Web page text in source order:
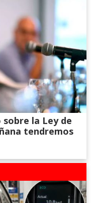
sobre la Ley de
tendremos